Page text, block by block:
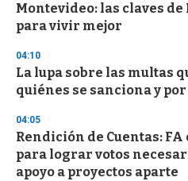
Montevideo: las claves de
para vivir mejor
04:10
La lupa sobre las multas
quiénes se sanciona y por
04:05
Rendición de Cuentas:
para lograr votos
apoyo a proyectos aparte